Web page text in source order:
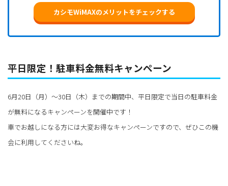
カシモWiMAXのメリットをチェックする
平日限定！駐車料金無料キャンペーン
6月20日（月）～30日（木）までの期間中、平日限定で当日の駐車料金
が無料になるキャンペーンを開催中です！
車でお越しになる方には大変お得なキャンペーンですので、ぜひこの機
会に利用してくださいね。